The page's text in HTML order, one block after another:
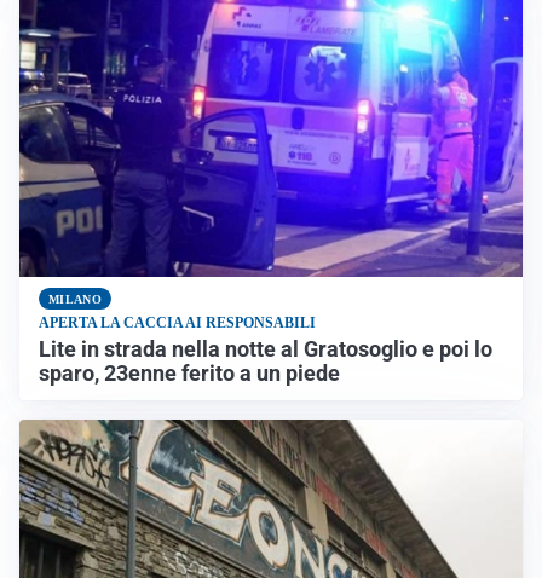
MILANO
APERTA LA CACCIA AI RESPONSABILI
Lite in strada nella notte al Gratosoglio e poi lo
sparo, 23enne ferito a un piede